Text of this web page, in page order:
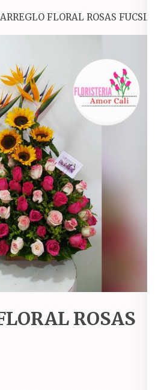
FLORAL ROSAS FUCSIA
ROSAS